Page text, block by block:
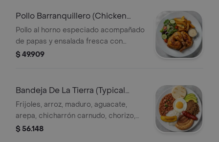
Pollo Barranquillero (Chicken
From Barranquilla)
Pollo al horno especiado acompañado
de papas y ensalada fresca con
pepino, tomate y cebolla. Incluye
$ 49.909
Bandeja De La Tierra (Typical
Meal From Pereira)
Frijoles, arroz, maduro, aguacate,
arepa, chicharrón carnudo, chorizo,
carne molida y huevo en cacerola.
$ 56.148